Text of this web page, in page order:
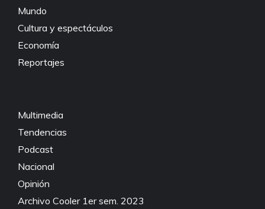
Mundo
Cultura y espectáculos
Economía
Reportajes
Multimedia
Tendencias
Podcast
Nacional
Opinión
Archivo Cooler 1er sem. 2023